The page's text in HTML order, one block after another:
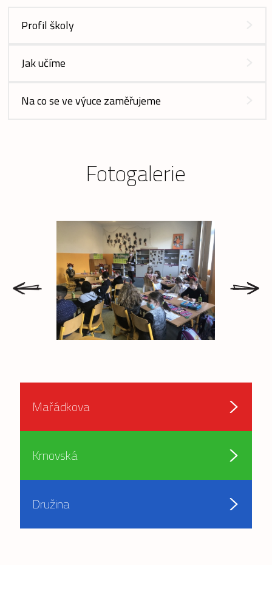
Profil školy
Jak učíme
Na co se ve výuce zaměřujeme
Fotogalerie
Mařádkova
Krnovská
Družina